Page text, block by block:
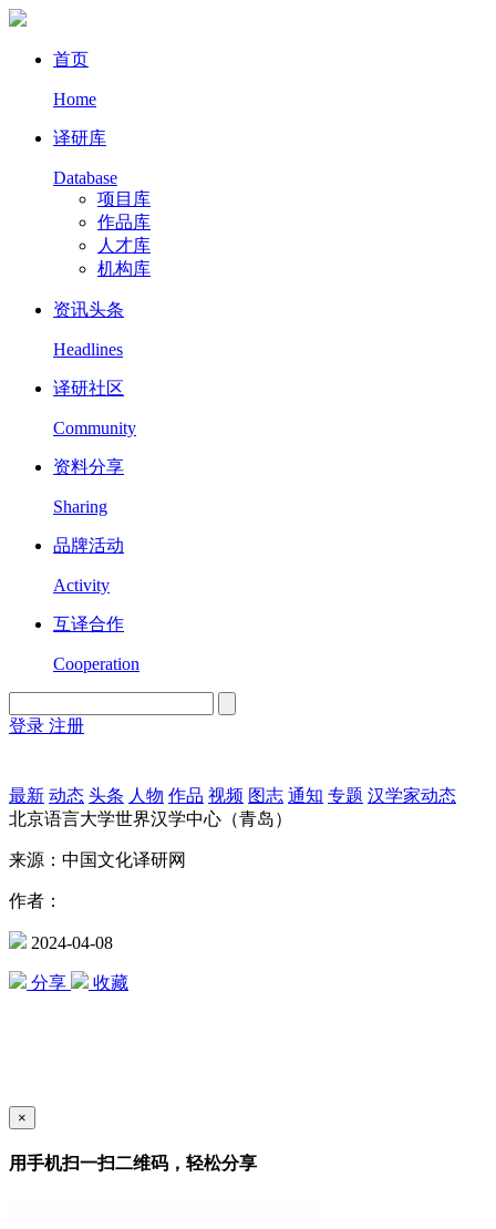
首页
Home
译研库
Database
项目库
作品库
人才库
机构库
资讯头条
Headlines
译研社区
Community
资料分享
Sharing
品牌活动
Activity
互译合作
Cooperation
登录 注册
最新 动态 头条 人物 作品 视频 图志 通知 专题 汉学家动态
北京语言大学世界汉学中心（青岛）
来源：中国文化译研网
作者：
2024-04-08
分享 收藏
×
用手机扫一扫二维码，轻松分享